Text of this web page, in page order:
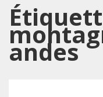
andes